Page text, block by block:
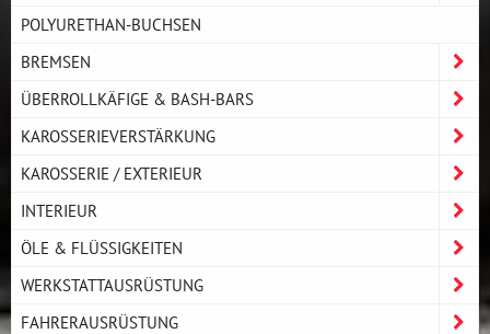
POLYURETHAN-BUCHSEN
BREMSEN
ÜBERROLLKÄFIGE & BASH-BARS
KAROSSERIEVERSTÄRKUNG
KAROSSERIE / EXTERIEUR
INTERIEUR
ÖLE & FLÜSSIGKEITEN
WERKSTATTAUSRÜSTUNG
FAHRERAUSRÜSTUNG